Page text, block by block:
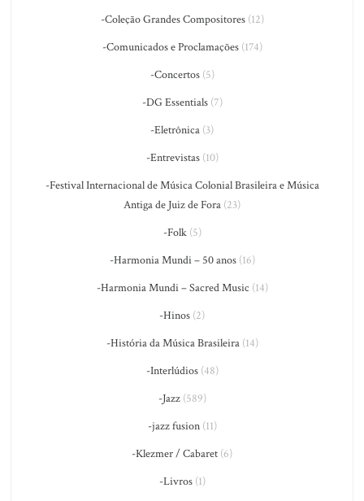
-Coleção Grandes Compositores(12)
-Comunicados e Proclamações(174)
-Concertos(5)
-DG Essentials(7)
-Eletrônica (3)
-Entrevistas(10)
-Festival Internacional de Música Colonial Brasileira e Música
Antiga de Juiz de Fora (23)
-Folk(5)
-Harmonia Mundi – 50 anos(16)
-Harmonia Mundi – Sacred Music (14)
-Hinos (2)
-História da Música Brasileira(14)
-Interlúdios(48)
-Jazz(589)
-jazz fusion(11)
-Klezmer / Cabaret (6)
-Livros(1)